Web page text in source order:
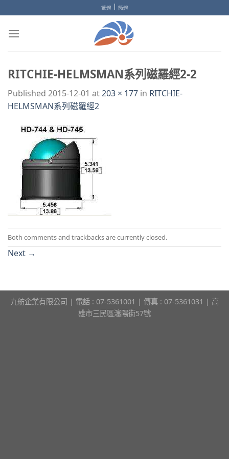
to
content
繁體 | 簡體
RITCHIE-HELMSMAN系列磁羅經2-2
Published 2015-12-01 at203 × 177 in RITCHIE-
HELMSMAN系列磁羅經2
Both comments and trackbacks are currently closed.
Next →
九舫企業有限公司 | 電話 : 07-5361001 | 傳真 : 07-5361031 | 高
雄市三民區瀋陽街57號